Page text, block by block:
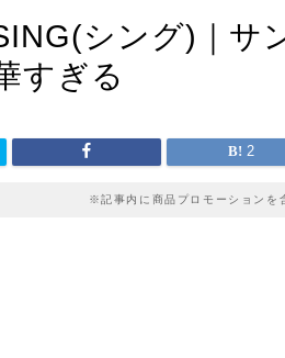
シング)｜サ
すぎる
2
※記事内に商品プロモーションを